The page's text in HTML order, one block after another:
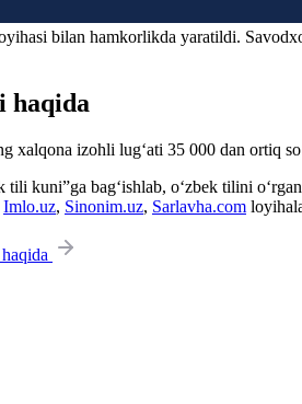
bilan hamkorlikda yaratildi.
haqida
xalqona izohli lug‘ati 35 000 dan ortiq
tili kuni”ga bag‘ishlab, o‘zbek tilini
Imlo.uz, Sinonim.uz, Sarlavha.com